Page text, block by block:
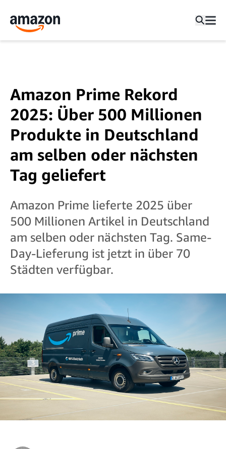
Amazon Prime Rekord
2025: Über 500 Millionen
Produkte in Deutschland
am selben oder nächsten
Tag geliefert
Amazon Prime lieferte 2025 über
500 Millionen Artikel in Deutschland
am selben oder nächsten Tag. Same-
Day-Lieferung ist jetzt in über 70
Städten verfügbar.